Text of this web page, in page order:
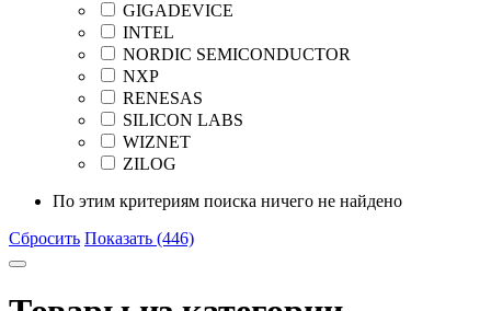
GIGADEVICE
INTEL
NORDIC SEMICONDUCTOR
NXP
RENESAS
SILICON LABS
WIZNET
ZILOG
По этим критериям поиска ничего не найдено
Сбросить Показать (446)